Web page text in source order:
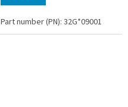
Part number (PN): 32G*09001